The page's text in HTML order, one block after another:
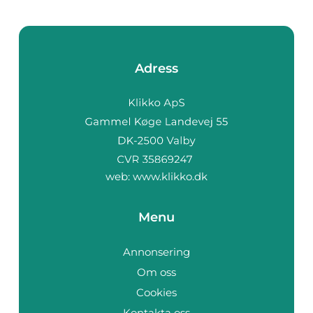
Adress
web: www.klikko.dk
Menu
Annonsering
Om oss
Cookies